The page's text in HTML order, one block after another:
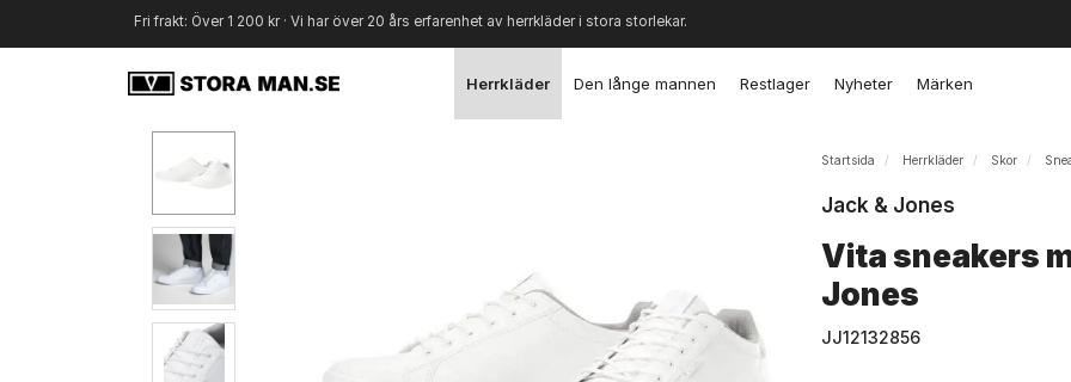
Fri frakt: Över 1 200 kr · Vi har över 20 års erfarenhet av herrkläder i stora storlekar.
Herrkläder Den långe mannen Restlager Nyheter Märken
Startsida Herrkläder Skor
Jack & Jones
Vita sneakers
Jones
JJ12132856